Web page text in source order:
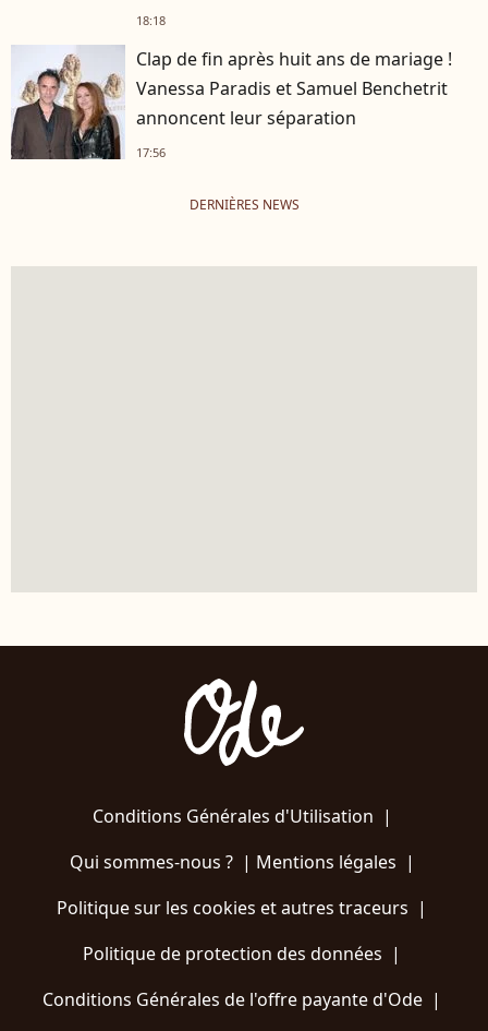
18:18
Clap de fin après huit ans de mariage !
Vanessa Paradis et Samuel Benchetrit
annoncent leur séparation
17:56
DERNIÈRES NEWS
Conditions Générales d'Utilisation |
Qui sommes-nous ?| Mentions légales |
Politique sur les cookies et autres traceurs |
Politique de protection des données |
Conditions Générales de l'offre payante d'Ode |